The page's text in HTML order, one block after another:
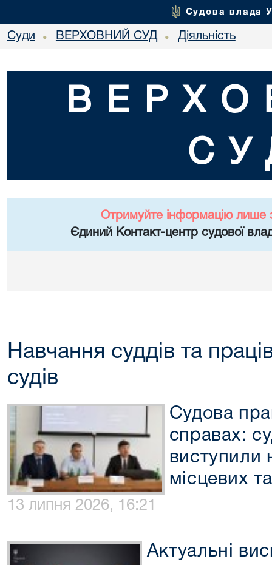
Судова влада
Суди • ВЕРХОВНИЙ СУД • Діяльність
Отримуйте інформацію лише
Єдиний Контакт-центр судової
Навчання суддів та
судів
Судова
справах:
виступили
місцевих
13 липня 2026, 16:21
Актуальні